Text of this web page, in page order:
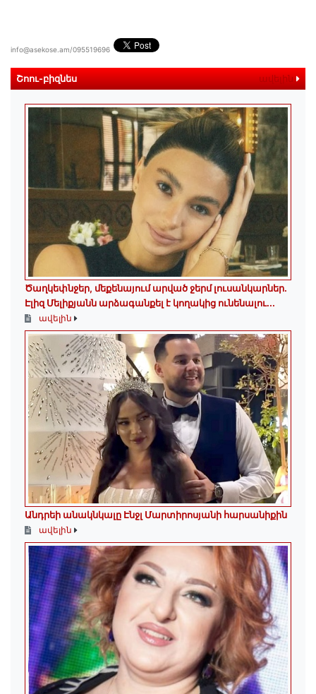
info@asekose.am/095519696
Շոու-բիզնես ավելին
Ծաղկեփնջեր, մեքենայում արված ջերմ լուսանկարներ.
Էլիզ Մելիքյանն արձագանքել է կողակից ունենալու...
ավելին
Անդրեի անակնկալը Էնջլ Մարտիրոսյանի հարսանիքին
ավելին